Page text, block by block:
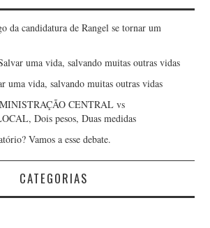
da candidatura de Rangel se tornar um
uma vida, salvando muitas outras vidas
uma vida, salvando muitas outras vidas
CENTRAL vs
Dois pesos, Duas medidas
Vamos a esse debate.
CATEGORIAS